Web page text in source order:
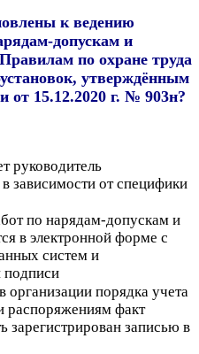
к ведению
допускам и
по охране труда
утверждённым
от 15.12.2020 г. № 903н?
руководитель
зависимости от специфики
по нарядам-допускам и
в электронной форме с
систем и
подписи
организации порядка учета
распоряжениям факт
зарегистрирован записью в